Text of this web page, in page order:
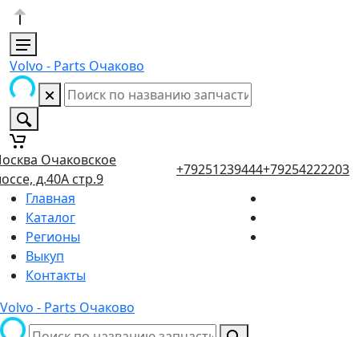
Volvo - Parts Очаково
Очаковское
д.40А стр.9
+79251239444+79254222203
Главная
Каталог
Регионы
Выкуп
Контакты
Volvo - Parts Очаково